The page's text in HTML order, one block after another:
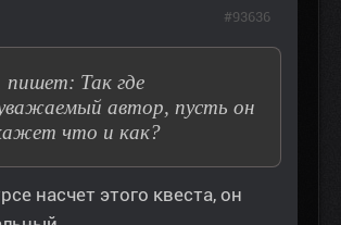
пишет: Так где
автор, пусть он
что и как?
насчет этого квеста, он
#93636